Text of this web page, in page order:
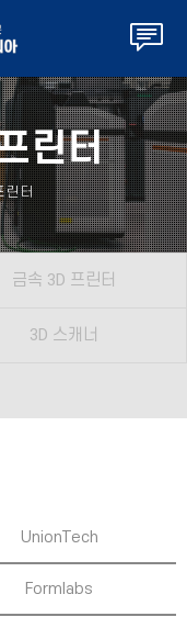
린터
린터
금속 3D 프린터
3D 스캐너
UnionTech
Formlabs